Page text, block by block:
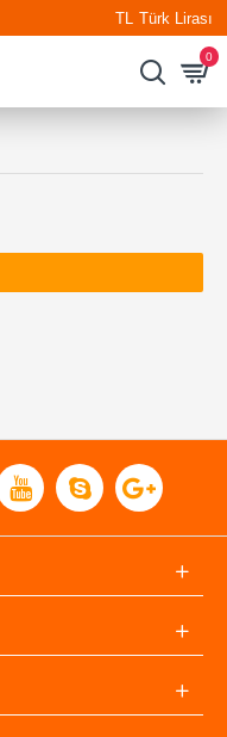
TL Türk Lirası
0